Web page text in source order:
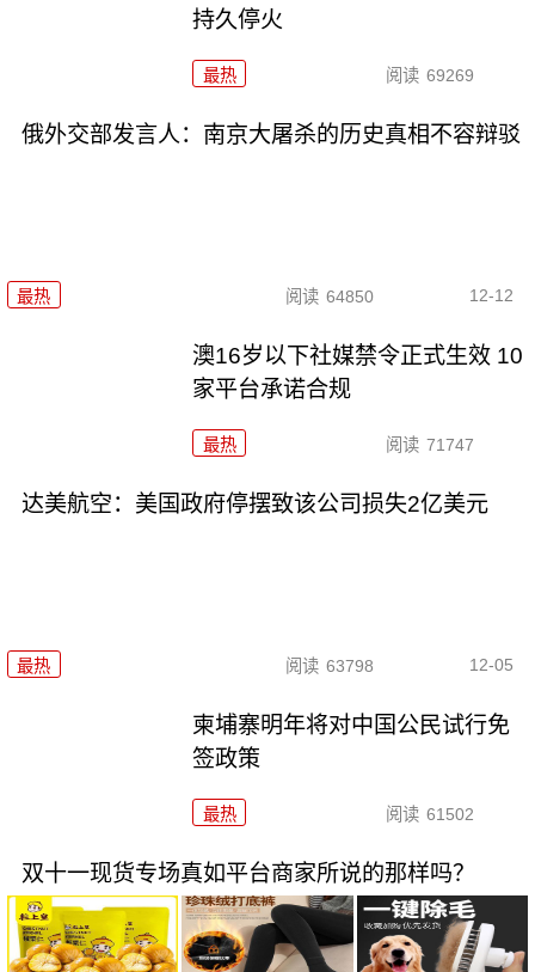
持久停火
最热 阅读 69269
俄外交部发言人：南京大屠杀的历史真相不容辩驳
最热 阅读 64850 12-12
澳16岁以下社媒禁令正式生效 10
家平台承诺合规
最热 阅读 71747
达美航空：美国政府停摆致该公司损失2亿美元
最热 阅读 63798 12-05
柬埔寨明年将对中国公民试行免
签政策
最热 阅读 61502
双十一现货专场真如平台商家所说的那样吗？